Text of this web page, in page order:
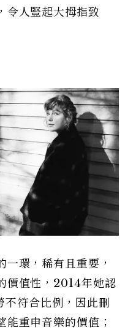
令人豎起大拇指致
環，稀有且重要，
價值性，2014年她認
符合比例，因此刪
能重申音樂的價值；